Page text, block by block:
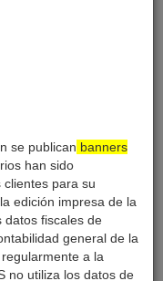
se publican banners
han sido
para su
edición impresa de la
datos fiscales de
general de la
a la
no utiliza los datos de